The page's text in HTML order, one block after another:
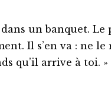
un banquet.
Il s’en va : ne le
qu’il arrive à toi. »